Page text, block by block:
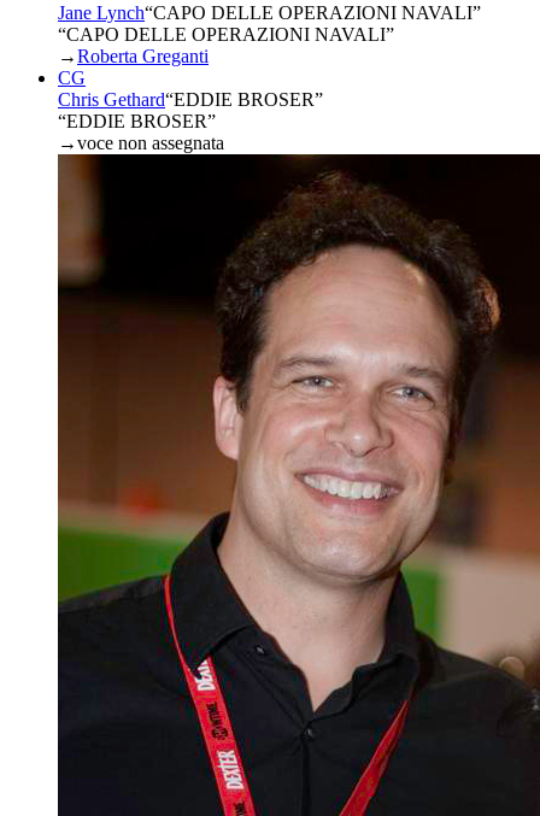
Jane Lynch“CAPO DELLE OPERAZIONI NAVALI”
“CAPO DELLE OPERAZIONI NAVALI”
→Roberta Greganti
CG
Chris Gethard“EDDIE BROSER”
“EDDIE BROSER”
→voce non assegnata